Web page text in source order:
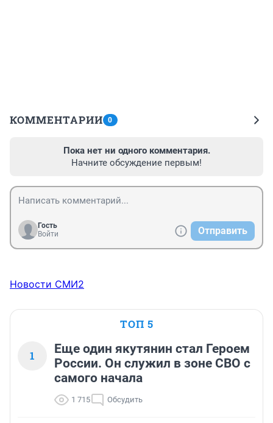
КОММЕНТАРИИ 0
Пока нет ни одного комментария.
Начните обсуждение первым!
Гость
Войти
Отправить
Новости СМИ2
ТОП 5
1
Еще один якутянин стал Героем
России. Он служил в зоне СВО с
самого начала
1 715 Обсудить